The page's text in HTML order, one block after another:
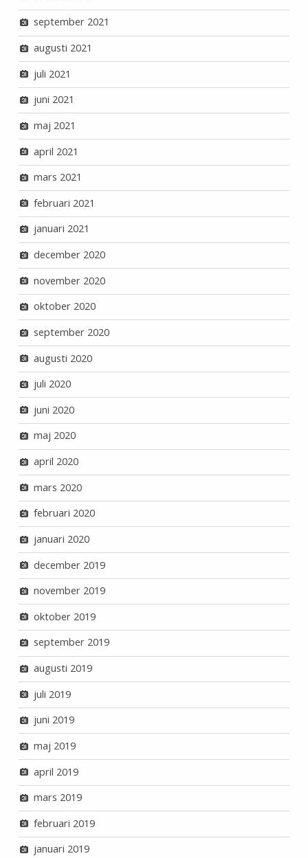
september 2021
augusti 2021
juli 2021
juni 2021
maj 2021
april 2021
mars 2021
februari 2021
januari 2021
december 2020
november 2020
oktober 2020
september 2020
augusti 2020
juli 2020
juni 2020
maj 2020
april 2020
mars 2020
februari 2020
januari 2020
december 2019
november 2019
oktober 2019
september 2019
augusti 2019
juli 2019
juni 2019
maj 2019
april 2019
mars 2019
februari 2019
januari 2019